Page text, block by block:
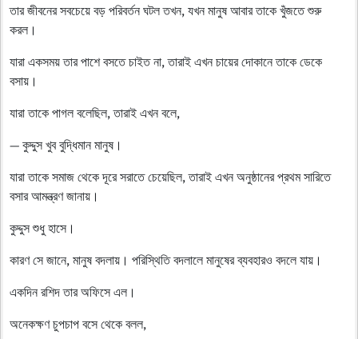
তার জীবনের সবচেয়ে বড় পরিবর্তন ঘটল তখন, যখন মানুষ আবার তাকে খুঁজতে শুরু
করল।
যারা একসময় তার পাশে বসতে চাইত না, তারাই এখন চায়ের দোকানে তাকে ডেকে
বসায়।
যারা তাকে পাগল বলেছিল, তারাই এখন বলে,
— কুদ্দুস খুব বুদ্ধিমান মানুষ।
যারা তাকে সমাজ থেকে দূরে সরাতে চেয়েছিল, তারাই এখন অনুষ্ঠানের প্রথম সারিতে
বসার আমন্ত্রণ জানায়।
কুদ্দুস শুধু হাসে।
কারণ সে জানে, মানুষ বদলায়। পরিস্থিতি বদলালে মানুষের ব্যবহারও বদলে যায়।
একদিন রশিদ তার অফিসে এল।
অনেকক্ষণ চুপচাপ বসে থেকে বলল,